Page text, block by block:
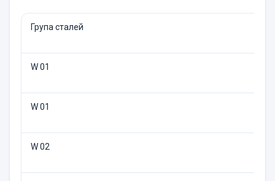
Група сталей
W 01
W 01
W 02